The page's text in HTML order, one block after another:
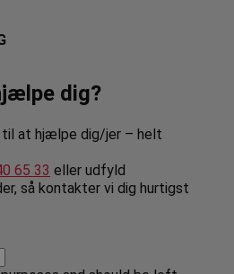
dig?
til at hjælpe dig/jer – helt
65 33 eller udfyld
så kontakter vi dig hurtigst